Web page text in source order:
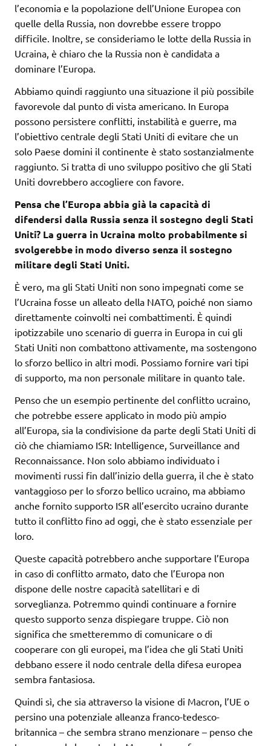
l’economia e la popolazione dell’Unione Europea con
quelle della Russia, non dovrebbe essere troppo
difficile. Inoltre, se consideriamo le lotte della Russia in
Ucraina, è chiaro che la Russia non è candidata a
dominare l’Europa.
Abbiamo quindi raggiunto una situazione il più possibile
favorevole dal punto di vista americano. In Europa
possono persistere conflitti, instabilità e guerre, ma
l’obiettivo centrale degli Stati Uniti di evitare che un
solo Paese domini il continente è stato sostanzialmente
raggiunto. Si tratta di uno sviluppo positivo che gli Stati
Uniti dovrebbero accogliere con favore.
Pensa che l’Europa abbia già la capacità di
difendersi dalla Russia senza il sostegno degli Stati
Uniti? La guerra in Ucraina molto probabilmente si
svolgerebbe in modo diverso senza il sostegno
militare degli Stati Uniti.
È vero, ma gli Stati Uniti non sono impegnati come se
l’Ucraina fosse un alleato della NATO, poiché non siamo
direttamente coinvolti nei combattimenti. È quindi
ipotizzabile uno scenario di guerra in Europa in cui gli
Stati Uniti non combattono attivamente, ma sostengono
lo sforzo bellico in altri modi. Possiamo fornire vari tipi
di supporto, ma non personale militare in quanto tale.
Penso che un esempio pertinente del conflitto ucraino,
che potrebbe essere applicato in modo più ampio
all’Europa, sia la condivisione da parte degli Stati Uniti di
ciò che chiamiamo ISR: Intelligence, Surveillance and
Reconnaissance. Non solo abbiamo individuato i
movimenti russi fin dall’inizio della guerra, il che è stato
vantaggioso per lo sforzo bellico ucraino, ma abbiamo
anche fornito supporto ISR all’esercito ucraino durante
tutto il conflitto fino ad oggi, che è stato essenziale per
loro.
Queste capacità potrebbero anche supportare l’Europa
in caso di conflitto armato, dato che l’Europa non
dispone delle nostre capacità satellitari e di
sorveglianza. Potremmo quindi continuare a fornire
questo supporto senza dispiegare truppe. Ciò non
significa che smetteremmo di comunicare o di
cooperare con gli europei, ma l’idea che gli Stati Uniti
debbano essere il nodo centrale della difesa europea
sembra fantasiosa.
Quindi sì, che sia attraverso la visione di Macron, l’UE o
persino una potenziale alleanza franco-tedesco-
britannica – che sembra strano menzionare – penso che